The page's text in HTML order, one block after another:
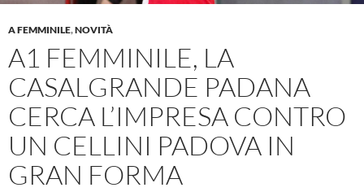
A FEMMINILE,NOVITÀ
A1 FEMMINILE, LA
CASALGRANDE PADANA
CERCA L’IMPRESA CONTRO
UN CELLINI PADOVA IN
GRAN FORMA